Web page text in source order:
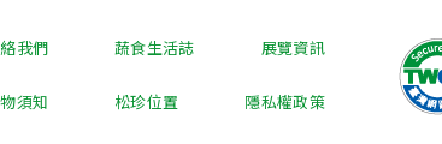
我們 蔬食生活誌 展覽資訊
須知 松珍位置 隱私權政策